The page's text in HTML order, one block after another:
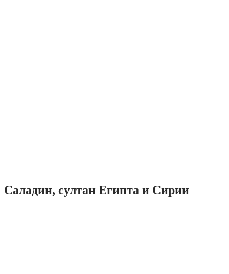
Саладин, султан Египта и Сирии